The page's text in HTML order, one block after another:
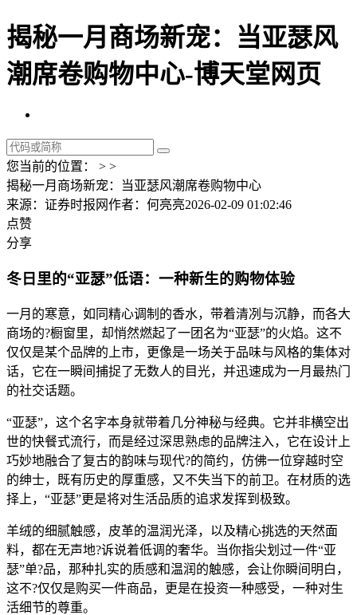
揭秘一月商场新宠：当亚瑟风
潮席卷购物中心-博天堂网页
您当前的位置： > >
揭秘一月商场新宠：当亚瑟风潮席卷购物中心
来源：证券时报网作者：何亮亮2026-02-09 01:02:46
点赞
分享
冬日里的“亚瑟”低语：一种新生的购物体验
一月的寒意，如同精心调制的香水，带着清冽与沉静，而各大
商场的?橱窗里，却悄然燃起了一团名为“亚瑟”的火焰。这不
仅仅是某个品牌的上市，更像是一场关于品味与风格的集体对
话，它在一瞬间捕捉了无数人的目光，并迅速成为一月最热门
的社交话题。
“亚瑟”，这个名字本身就带着几分神秘与经典。它并非横空出
世的快餐式流行，而是经过深思熟虑的品牌注入，它在设计上
巧妙地融合了复古的韵味与现代?的简约，仿佛一位穿越时空
的绅士，既有历史的厚重感，又不失当下的前卫。在材质的选
择上，“亚瑟”更是将对生活品质的追求发挥到极致。
羊绒的细腻触感，皮革的温润光泽，以及精心挑选的天然面
料，都在无声地?诉说着低调的奢华。当你指尖划过一件“亚
瑟”单?品，那种扎实的质感和温润的触感，会让你瞬间明白，
这不?仅仅是购买一件商品，更是在投资一种感受，一种对生
活细节的尊重。